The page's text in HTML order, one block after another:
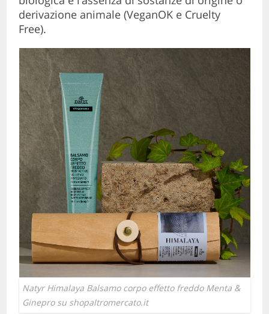
derivazione animale (VeganOK e Cruelty
Free).
Natyr Himalaya Balsamo corpo effetto freddo Menta &
Ginepro su shopaltromercato.it